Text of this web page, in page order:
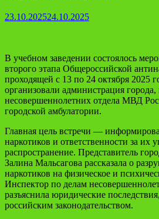
23.10.202524.10.2025
В учебном заведении состоялось
второго этапа Общероссийской
проходящей с 13 по 24 октября 2025
организовали администрация
несовершеннолетних отдела МВД
городской амбулатории.
Главная цель встречи —
наркотиков и ответственности за их
распространение. Представитель
Залина Мальсагова рассказала о
наркотиков на физическое и
Инспектор по делам
разъяснила юридические
российским законодательством.